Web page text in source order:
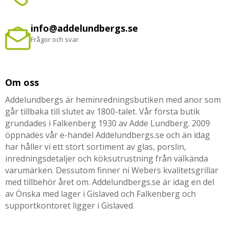
info@addelundbergs.se
Frågor och svar
Om oss
Addelundbergs är heminredningsbutiken med anor som
går tillbaka till slutet av 1800-talet. Vår första butik
grundades i Falkenberg 1930 av Adde Lundberg. 2009
öppnades vår e-handel Addelundbergs.se och än idag
har håller vi ett stort sortiment av glas, porslin,
inredningsdetaljer och köksutrustning från välkända
varumärken. Dessutom finner ni Webers kvalitetsgrillar
med tillbehör året om. Addelundbergs.se är idag en del
av Önska med lager i Gislaved och Falkenberg och
supportkontoret ligger i Gislaved.